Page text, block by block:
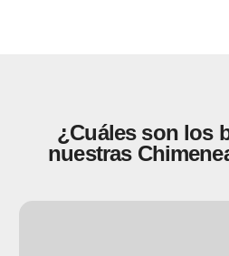
¿Cuáles son los
nuestras